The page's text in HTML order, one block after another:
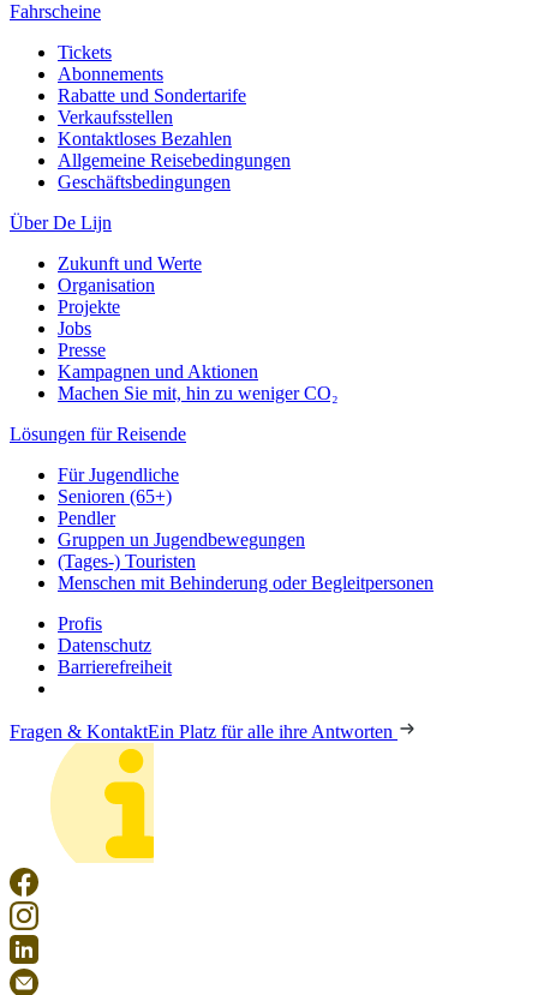
Fahrscheine
Tickets
Abonnements
Rabatte und Sondertarife
Verkaufsstellen
Kontaktloses Bezahlen
Allgemeine Reisebedingungen
Geschäftsbedingungen
Über De Lijn
Zukunft und Werte
Organisation
Projekte
Jobs
Presse
Kampagnen und Aktionen
Machen Sie mit, hin zu weniger CO₂
Lösungen für Reisende
Für Jugendliche
Senioren (65+)
Pendler
Gruppen un Jugendbewegungen
(Tages-) Touristen
Menschen mit Behinderung oder Begleitpersonen
Profis
Datenschutz
Barrierefreiheit
Fragen & KontaktEin Platz für alle ihre Antworten